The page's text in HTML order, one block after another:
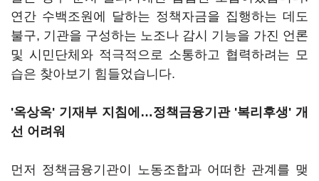
연간 수백조원에 달하는 정책자금을 집행하는 데도
불구, 기관을 구성하는 노조나 감시 기능을 가진 언론
및 시민단체와 적극적으로 소통하고 협력하려는 모
습은 찾아보기 힘들었습니다.
'옥상옥' 기재부 지침에…정책금융기관 '복리후생' 개
선 어려워
먼저 정책금융기관이 노동조합과 어떠한 관계를 맺